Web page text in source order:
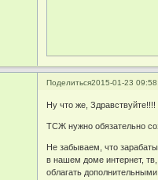
Поделиться2015-01-23
Ну что же, Здравствуйте!!!!
ТСЖ нужно обязательно
Не забываем, что
в нашем доме интернет,
облагать